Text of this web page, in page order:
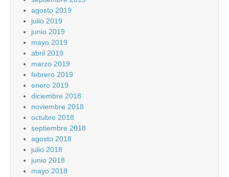
agosto 2019
julio 2019
junio 2019
mayo 2019
abril 2019
marzo 2019
febrero 2019
enero 2019
diciembre 2018
noviembre 2018
octubre 2018
septiembre 2018
agosto 2018
julio 2018
junio 2018
mayo 2018